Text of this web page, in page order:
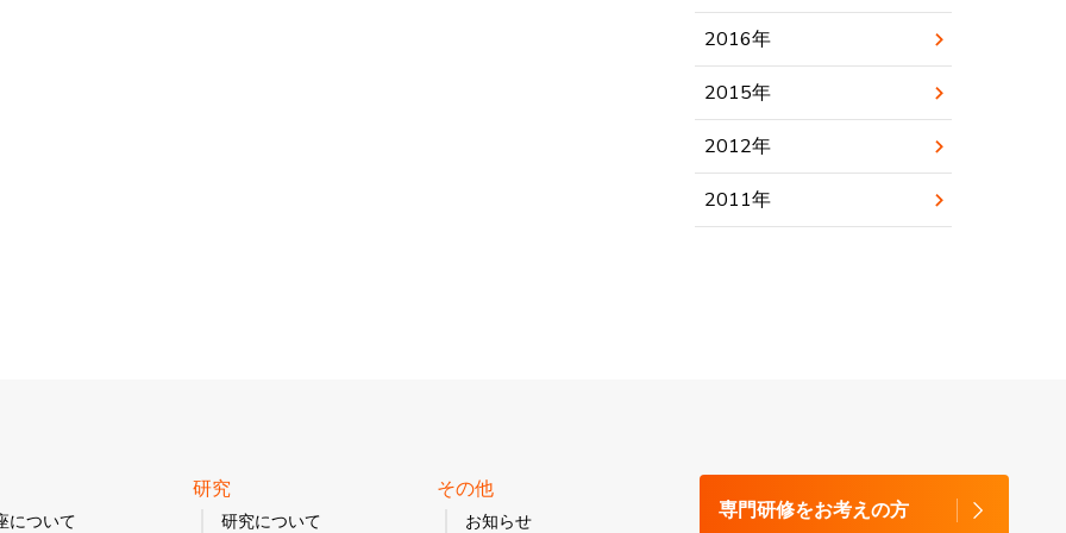
2016年
2015年
2012年
2011年
について
研究
研究について
その他
お知らせ 専門研修をお考えの方